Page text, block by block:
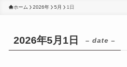
ホーム 2026年 5月 1日
2026年5月1日 – date –